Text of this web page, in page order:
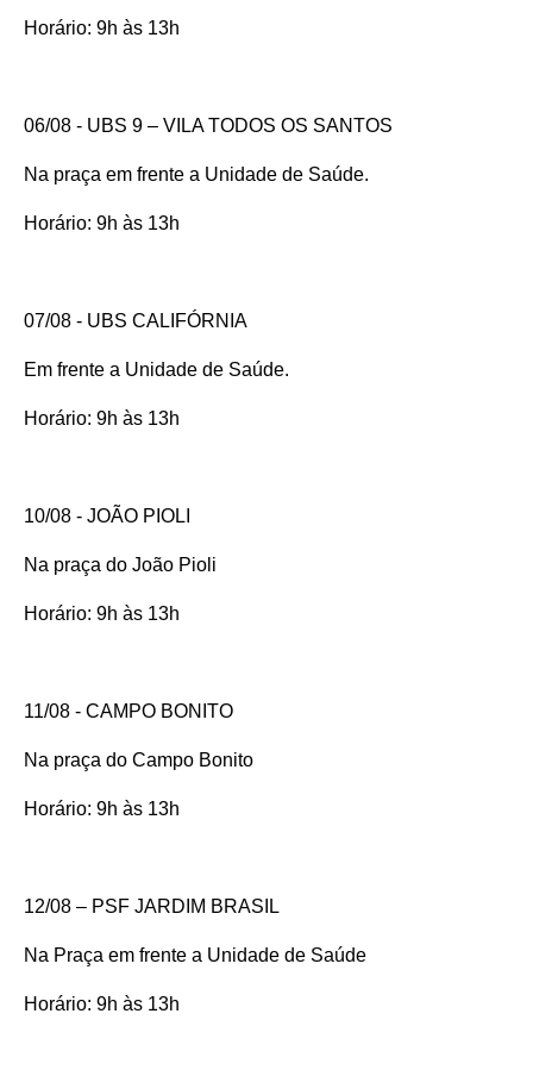
Horário: 9h às 13h
06/08 - UBS 9 – VILA TODOS OS SANTOS
Na praça em frente a Unidade de Saúde.
Horário: 9h às 13h
07/08 - UBS CALIFÓRNIA
Em frente a Unidade de Saúde.
Horário: 9h às 13h
10/08 - JOÃO PIOLI
Na praça do João Pioli
Horário: 9h às 13h
11/08 - CAMPO BONITO
Na praça do Campo Bonito
Horário: 9h às 13h
12/08 – PSF JARDIM BRASIL
Na Praça em frente a Unidade de Saúde
Horário: 9h às 13h